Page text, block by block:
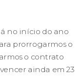
no início do ano
prorrogarmos o
o contrato
ainda em 23